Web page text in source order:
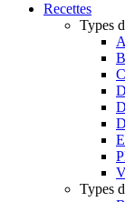
Recettes
Types
Types